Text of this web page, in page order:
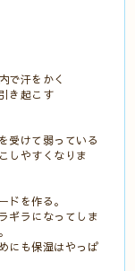
で汗をかく
き起こす
受けて弱っている
しやすくなりま
ドを作る。
ギラになってしま
にも保湿はやっぱ